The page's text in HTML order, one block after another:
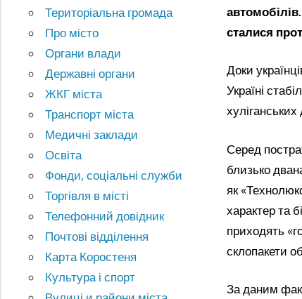
автомобілів.
сталися
Доки
Україні
Серед
близько
як
характер та
приходять
склопакети
За даним
Територіальна громада
Про місто
Органи влади
Державні органи
ЖКГ міста
Транспорт міста
Медичні заклади
Освіта
Фонди, соціальні служби
Торгівля в місті
Телефонний довідник
Почтові відділення
Карта Коростеня
Культура і спорт